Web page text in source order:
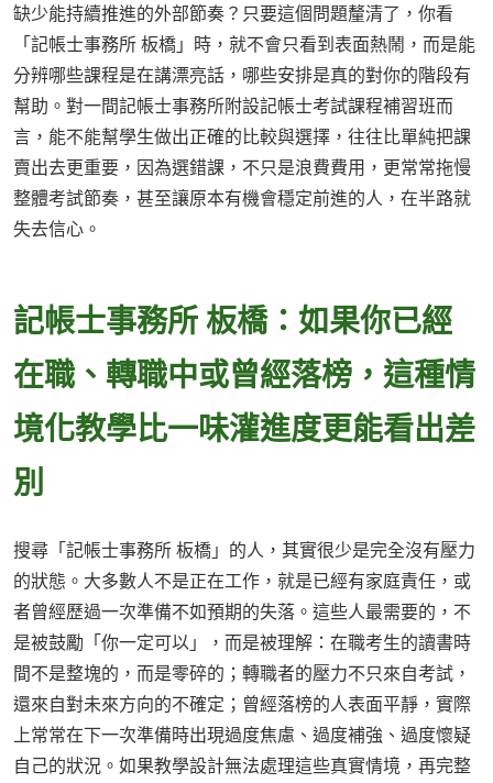
缺少能持續推進的外部節奏？只要這個問題釐清了，你看
「記帳士事務所 板橋」時，就不會只看到表面熱鬧，而是能
分辨哪些課程是在講漂亮話，哪些安排是真的對你的階段有
幫助。對一間記帳士事務所附設記帳士考試課程補習班而
言，能不能幫學生做出正確的比較與選擇，往往比單純把課
賣出去更重要，因為選錯課，不只是浪費費用，更常常拖慢
整體考試節奏，甚至讓原本有機會穩定前進的人，在半路就
失去信心。
記帳士事務所 板橋：如果你已經
在職、轉職中或曾經落榜，這種情
境化教學比一味灌進度更能看出差
別
搜尋「記帳士事務所 板橋」的人，其實很少是完全沒有壓力
的狀態。大多數人不是正在工作，就是已經有家庭責任，或
者曾經歷過一次準備不如預期的失落。這些人最需要的，不
是被鼓勵「你一定可以」，而是被理解：在職考生的讀書時
間不是整塊的，而是零碎的；轉職者的壓力不只來自考試，
還來自對未來方向的不確定；曾經落榜的人表面平靜，實際
上常常在下一次準備時出現過度焦慮、過度補強、過度懷疑
自己的狀況。如果教學設計無法處理這些真實情境，再完整